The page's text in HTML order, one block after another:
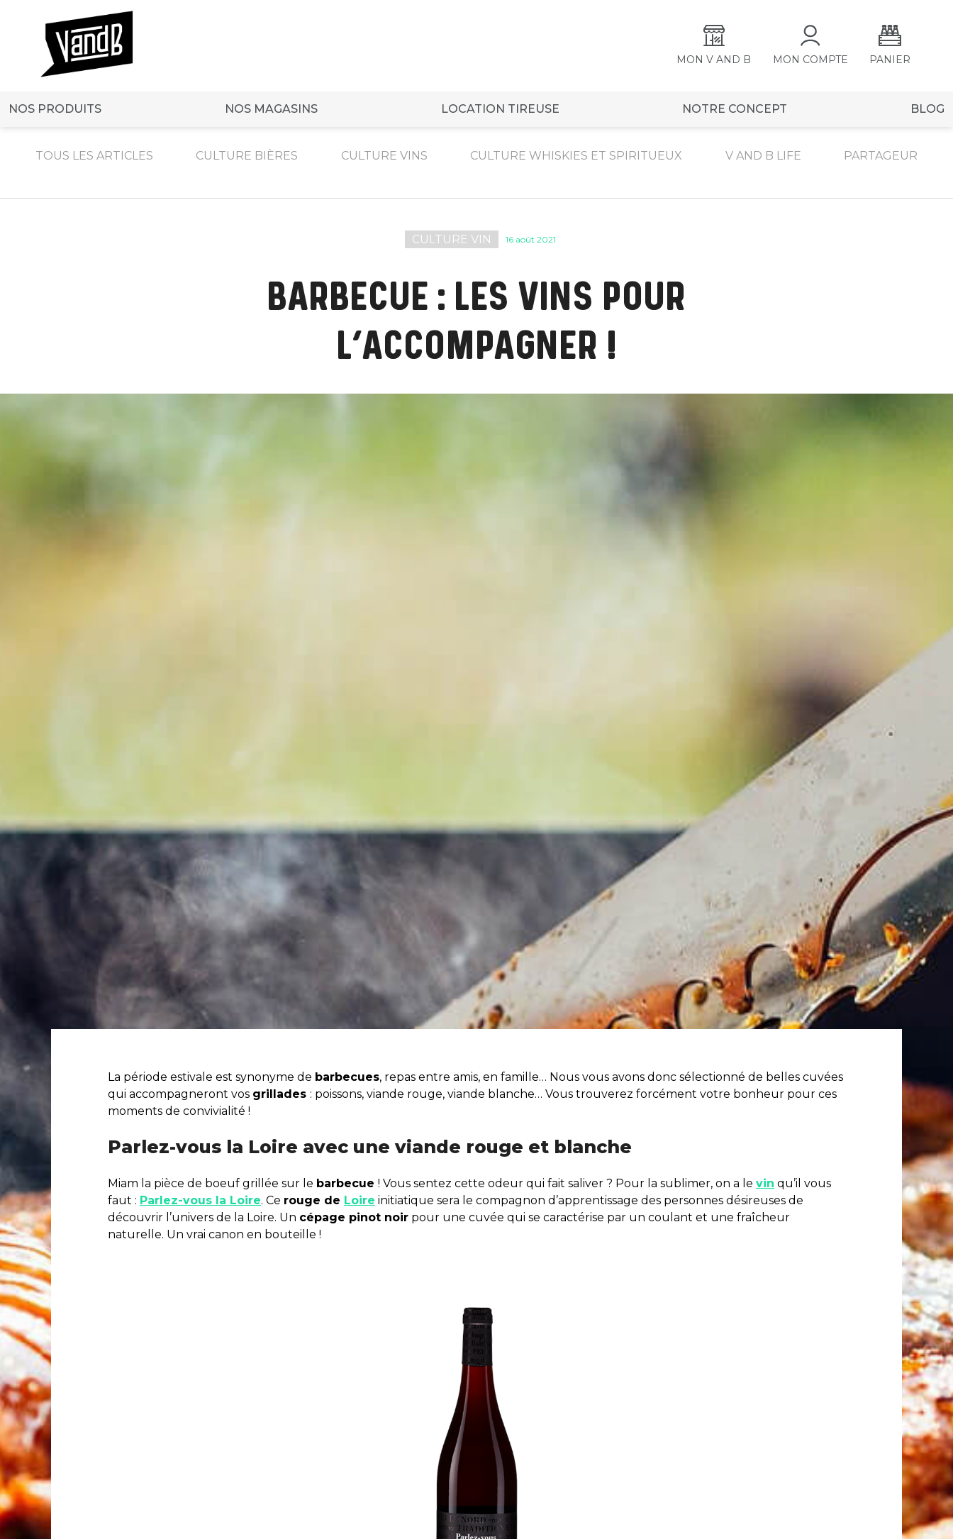
MON V AND B MON COMPTE PANIER
NOS PRODUITS NOS MAGASINS LOCATION TIREUSE NOTRE CONCEPT BLOG
TOUS LES ARTICLES CULTURE BIÈRES CULTURE VINS CULTURE WHISKIES ET SPIRITUEUX V AND B LIFE PARTAGEUR
CULTURE VIN 16 août 2021
BARBECUE : LES VINS POUR
L’ACCOMPAGNER !
La période estivale est synonyme de barbecues, repas entre amis, en famille… Nous vous avons donc sélectionné de belles cuvées
qui accompagneront vos grillades : poissons, viande rouge, viande blanche… Vous trouverez forcément votre bonheur pour ces
moments de convivialité !
Parlez-vous la Loire avec une viande rouge et blanche
Miam la pièce de boeuf grillée sur le barbecue ! Vous sentez cette odeur qui fait saliver ? Pour la sublimer, on a le vin qu’il vous
faut : Parlez-vous la Loire. Ce rouge de Loire initiatique sera le compagnon d’apprentissage des personnes désireuses de
découvrir l’univers de la Loire. Un cépage pinot noir pour une cuvée qui se caractérise par un coulant et une fraîcheur
naturelle. Un vrai canon en bouteille !